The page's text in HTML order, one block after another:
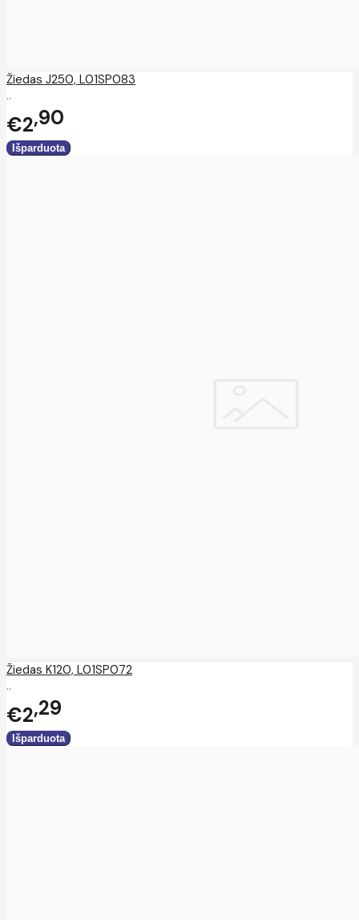
Žiedas J250, L01SP083
..
€2 90
Žiedas K120, L01SP072
..
€2 29